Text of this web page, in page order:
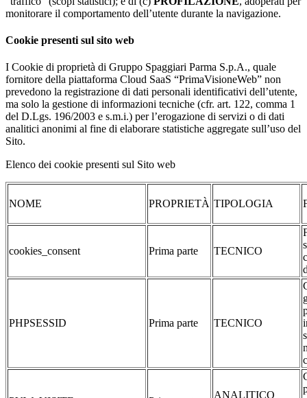
monitorare il comportamento dell’utente durante la navigazione.
Cookie presenti sul sito web
I Cookie di proprietà di Gruppo Spaggiari Parma S.p.A., quale
fornitore della piattaforma Cloud SaaS “PrimaVisioneWeb” non
prevedono la registrazione di dati personali identificativi dell’utente,
ma solo la gestione di informazioni tecniche (cfr. art. 122, comma 1
del D.Lgs. 196/2003 e s.m.i.) per l’erogazione di servizi o di dati
analitici anonimi al fine di elaborare statistiche aggregate sull’uso del
Sito.
Elenco dei cookie presenti sul Sito web
NOME PROPRIETÀ TIPOLOGIA
cookies_consent Prima parte TECNICO
PHPSESSID Prima parte TECNICO
ANALITICO